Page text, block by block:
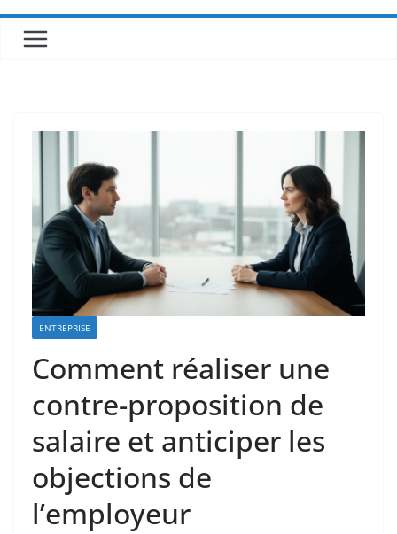
ENTREPRISE
Comment réaliser une
contre-proposition de
salaire et anticiper les
objections de
l’employeur